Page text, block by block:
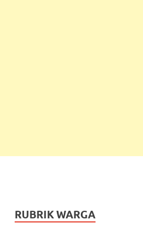
RUBRIK WARGA